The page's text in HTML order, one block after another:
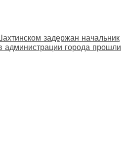
задержан начальник
администрации города прошли